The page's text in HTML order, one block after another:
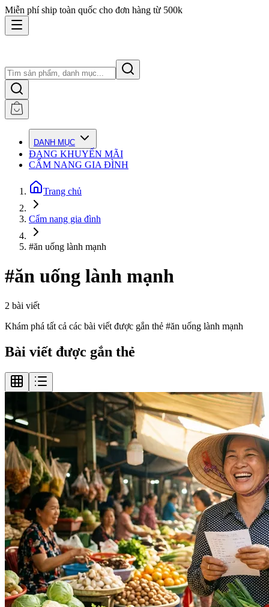
Miễn phí ship toàn quốc cho đơn hàng từ 500k
DANH MỤC
ĐANG KHUYẾN MÃI
CẨM NANG GIA ĐÌNH
Trang chủ
Cẩm nang gia đình
#ăn uống lành mạnh
#ăn uống lành mạnh
2 bài viết
Khám phá tất cả các bài viết được gắn thẻ #ăn uống lành mạnh
Bài viết được gắn thẻ